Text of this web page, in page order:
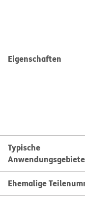
Eigenschaften
Typische
Anwendungsgebiete
Ehemalige